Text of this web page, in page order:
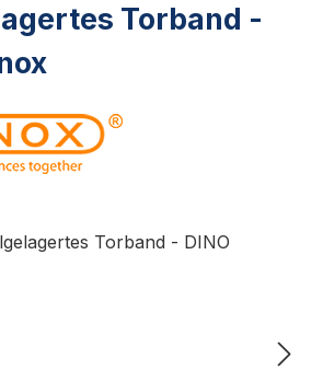
Torband -